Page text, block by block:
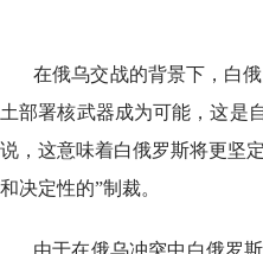
在俄乌交战的背景下，白
土部署核武器成为可能，这是
说，这意味着白俄罗斯将更坚
和决定性的”制裁。
由于在俄乌冲突中白俄罗